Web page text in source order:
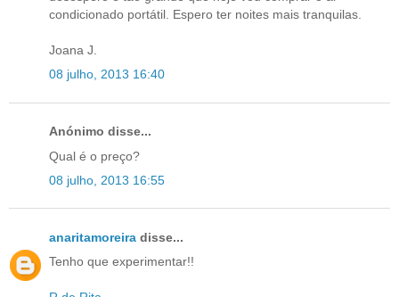
condicionado portátil. Espero ter noites mais tranquilas.
Joana J.
08 julho, 2013 16:40
Anónimo disse...
Qual é o preço?
08 julho, 2013 16:55
anaritamoreira disse...
Tenho que experimentar!!